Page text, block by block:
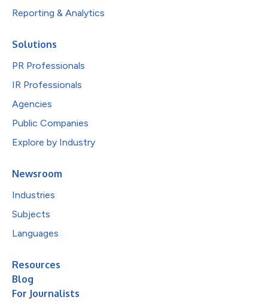
Reporting & Analytics
Solutions
PR Professionals
IR Professionals
Agencies
Public Companies
Explore by Industry
Newsroom
Industries
Subjects
Languages
Resources
Blog
For Journalists